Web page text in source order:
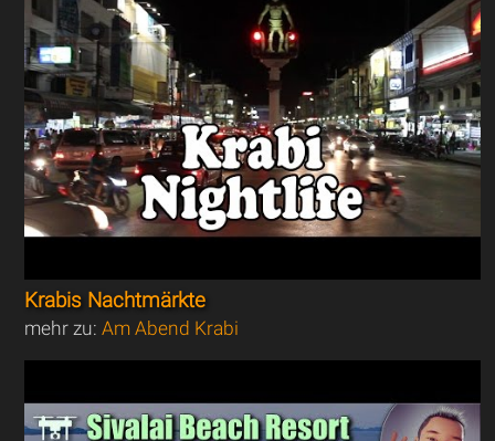
Krabis Nachtmärkte
mehr zu:Am Abend Krabi